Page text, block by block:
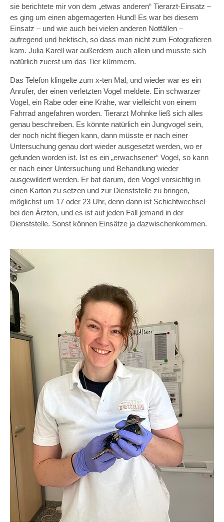
sie berichtete mir von dem „etwas anderen“ Tierarzt-Einsatz –
es ging um einen abgemagerten Hund! Es war bei diesem
Einsatz – und wie auch bei vielen anderen Notfällen –
aufregend und hektisch, so dass man nicht zum Fotografieren
kam. Julia Karell war außerdem auch allein und musste sich
natürlich zuerst um das Tier kümmern.
Das Telefon klingelte zum x-ten Mal, und wieder war es ein
Anrufer, der einen verletzten Vogel meldete. Ein schwarzer
Vogel, ein Rabe oder eine Krähe, war vielleicht von einem
Fahrrad angefahren worden. Tierarzt Mohnke ließ sich alles
genau beschreiben. Es könnte natürlich ein Jungvogel sein,
der noch nicht fliegen kann, dann müsste er nach einer
Untersuchung genau dort wieder ausgesetzt werden, wo er
gefunden worden ist. Ist es ein „erwachsener“ Vogel, so kann
er nach einer Untersuchung und Behandlung wieder
ausgewildert werden. Er bat darum, den Vogel vorsichtig in
einen Karton zu setzen und zur Dienststelle zu bringen,
möglichst um 17 oder 23 Uhr, denn dann ist Schichtwechsel
bei den Ärzten, und es ist auf jeden Fall jemand in der
Dienststelle. Sonst können Einsätze ja dazwischenkommen.